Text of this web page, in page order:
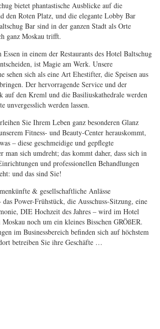
bietet phantastische Ausblicke auf die
den Roten Platz, und die elegante Lobby Bar
Bar sind in der ganzen Stadt als Orte
ganz Moskau trifft.
in einem der Restaurants des Hotel Baltschug
ist Magie am Werk. Unsere
sehen sich als eine Art Ehestifter, die Speisen aus
Der hervorragende Service und der
auf den Kreml und die Basiliuskathedrale werden
unvergesslich werden lassen.
Sie Ihrem Leben ganz besonderen Glanz
Fitness- und Beauty-Center herauskommt,
– diese geschmeidige und gepflegte
man sich umdreht; das kommt daher, dass sich in
und professionellen Behandlungen
und das sind Sie!
& gesellschaftliche Anlässe
Power-Frühstück, die Ausschuss-Sitzung, eine
DIE Hochzeit des Jahres – wird im Hotel
noch um ein kleines Bisschen GRÖßER.
im Businessbereich befinden sich auf höchstem
betreiben Sie ihre Geschäfte …